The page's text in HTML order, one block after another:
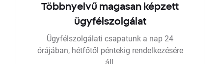
Többnyelvű magasan képzett
ügyfélszolgálat
Ügyfélszolgálati csapatunk a nap 24
órájában, hétfőtől péntekig rendelkezésére
áll.